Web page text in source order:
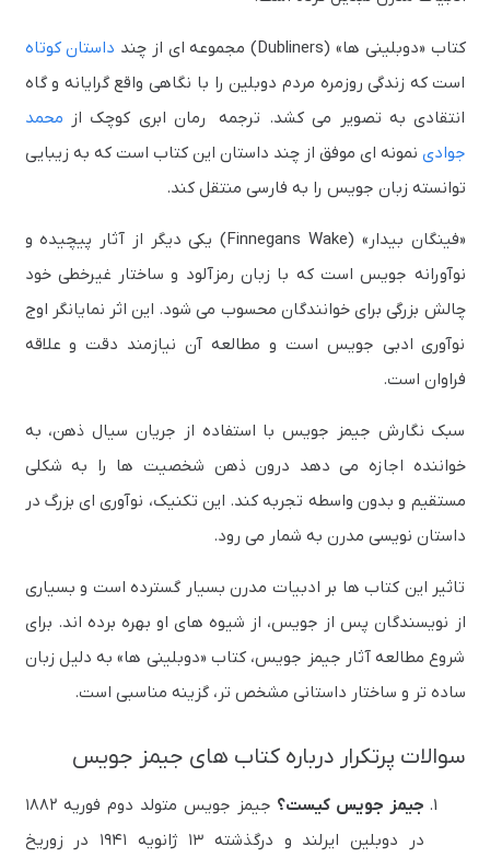
کتاب «دوبلینی ها» (Dubliners) مجموعه ای از چند
داستان کوتاه
است که زندگی روزمره مردم دوبلین را با نگاهی واقع گرایانه و گاه
انتقادی به تصویر می کشد. ترجمه رمان ابری کوچک از محمد
جوادی نمونه ای موفق از چند داستان این کتاب است که به زیبایی
توانسته زبان جویس را به فارسی منتقل کند.
«فینگان بیدار» (Finnegans Wake) یکی دیگر از آثار پیچیده و
نوآورانه جویس است که با زبان رمزآلود و ساختار غیرخطی خود
چالش بزرگی برای خوانندگان محسوب می شود. این اثر نمایانگر اوج
نوآوری ادبی جویس است و مطالعه آن نیازمند دقت و علاقه
فراوان است.
سبک نگارش جیمز جویس با استفاده از جریان سیال ذهن، به
خواننده اجازه می دهد درون ذهن شخصیت ها را به شکلی
مستقیم و بدون واسطه تجربه کند. این تکنیک، نوآوری ای بزرگ در
داستان نویسی مدرن به شمار می رود.
تاثیر این کتاب ها بر ادبیات مدرن بسیار گسترده است و بسیاری
از نویسندگان پس از جویس، از شیوه های او بهره برده اند. برای
شروع مطالعه آثار جیمز جویس، کتاب «دوبلینی ها» به دلیل زبان
ساده تر و ساختار داستانی مشخص تر، گزینه مناسبی است.
سوالات پرتکرار درباره کتاب های جیمز جویس
جیمز جویس کیست؟
جیمز جویس متولد دوم فوریه ۱۸۸۲
در دوبلین ایرلند و درگذشته ۱۳ ژانویه ۱۹۴۱ در زوریخ